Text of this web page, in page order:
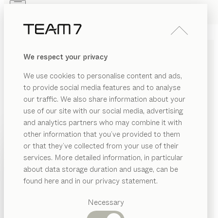
We respect your privacy
We use cookies to personalise content and ads,
to provide social media features and to analyse
our traffic. We also share information about your
use of our site with our social media, advertising
and analytics partners who may combine it with
other information that you’ve provided to them
or that they’ve collected from your use of their
services. More detailed information, in particular
about data storage duration and usage, can be
found here and in our privacy statement.
Necessary
PRODUKTE
INSPIRATION
HÄNDLER
Vorgeschlagene
Kategorien
PRODUKTE
INSPIRATION
ÜBER UNS
INNENLEBEN KÜCHE
Die maßgeschneiderten Ausstattungen unserer
Küchen halten alles stets griffbereit. Auf Übersicht
kommt es dabei genauso an wie auf Ergonomie. Die
Elemente der Ladeneinteilung können flexibel
kombiniert und erweitert werden. Ihr ausgeklügeltes
Zubehör schafft Ordnung mit System. Modernste
Stauraumlösungen für Schränke verfeinern die
Küchenplanung.